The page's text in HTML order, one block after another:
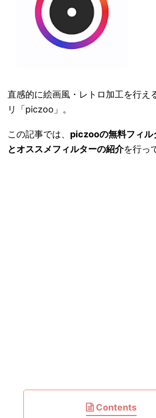
直感的に絵画風・レトロ加工を行え
リ「piczoo」。
この記事では、 piczooの無料フィル
とオススメフィルターの紹介を行っ
Contents